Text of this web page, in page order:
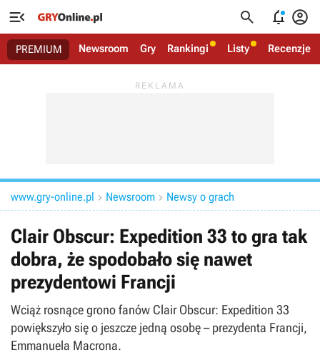
   
PREMIUM Newsroom Gry Rankingi Listy Recenzje
www.gry-online.pl  Newsroom  Newsy o grach
Clair Obscur: Expedition 33 to gra tak
dobra, że spodobało się nawet
prezydentowi Francji
Wciąż rosnące grono fanów Clair Obscur: Expedition 33
powiększyło się o jeszcze jedną osobę – prezydenta Francji,
Emmanuela Macrona.